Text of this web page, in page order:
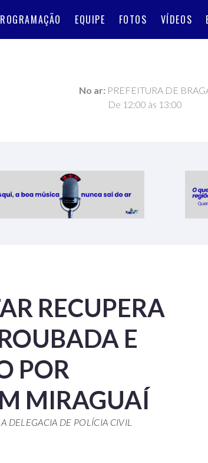
EQUIPE FOTOS VÍDEOS
No ar: PREFEITURA DE
De 12:00 às 13:00
RECUPERA
E
POR
MIRAGUAÍ
DELEGACIA DE POLÍCIA CIVIL